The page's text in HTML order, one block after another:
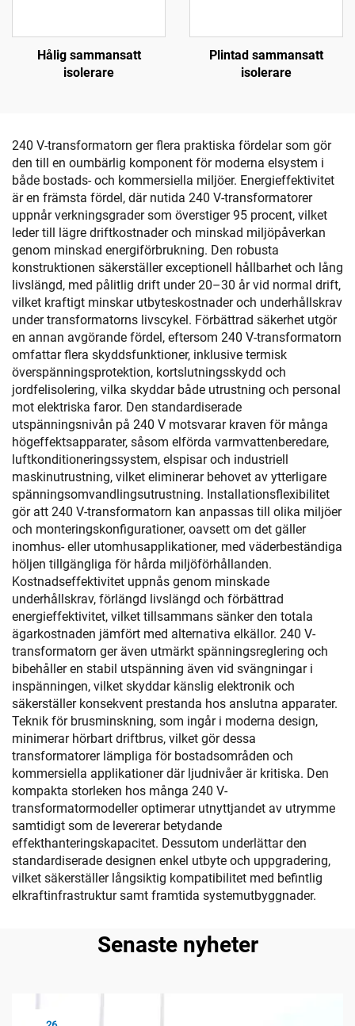
Hålig sammansatt
isolerare
Plintad sammansatt
isolerare
240 V-transformatorn ger flera praktiska fördelar som gör
den till en oumbärlig komponent för moderna elsystem i
både bostads- och kommersiella miljöer. Energieffektivitet
är en främsta fördel, där nutida 240 V-transformatorer
uppnår verkningsgrader som överstiger 95 procent, vilket
leder till lägre driftkostnader och minskad miljöpåverkan
genom minskad energiförbrukning. Den robusta
konstruktionen säkerställer exceptionell hållbarhet och lång
livslängd, med pålitlig drift under 20–30 år vid normal drift,
vilket kraftigt minskar utbyteskostnader och underhållskrav
under transformatorns livscykel. Förbättrad säkerhet utgör
en annan avgörande fördel, eftersom 240 V-transformatorn
omfattar flera skyddsfunktioner, inklusive termisk
överspänningsprotektion, kortslutningsskydd och
jordfelisolering, vilka skyddar både utrustning och personal
mot elektriska faror. Den standardiserade
utspänningsnivån på 240 V motsvarar kraven för många
högeffektsapparater, såsom elförda varmvattenberedare,
luftkonditioneringssystem, elspisar och industriell
maskinutrustning, vilket eliminerar behovet av ytterligare
spänningsomvandlingsutrustning. Installationsflexibilitet
gör att 240 V-transformatorn kan anpassas till olika miljöer
och monteringskonfigurationer, oavsett om det gäller
inomhus- eller utomhusapplikationer, med väderbeständiga
höljen tillgängliga för hårda miljöförhållanden.
Kostnadseffektivitet uppnås genom minskade
underhållskrav, förlängd livslängd och förbättrad
energieffektivitet, vilket tillsammans sänker den totala
ägarkostnaden jämfört med alternativa elkällor. 240 V-
transformatorn ger även utmärkt spänningsreglering och
bibehåller en stabil utspänning även vid svängningar i
inspänningen, vilket skyddar känslig elektronik och
säkerställer konsekvent prestanda hos anslutna apparater.
Teknik för brusminskning, som ingår i moderna design,
minimerar hörbart driftbrus, vilket gör dessa
transformatorer lämpliga för bostadsområden och
kommersiella applikationer där ljudnivåer är kritiska. Den
kompakta storleken hos många 240 V-
transformatormodeller optimerar utnyttjandet av utrymme
samtidigt som de levererar betydande
effekthanteringskapacitet. Dessutom underlättar den
standardiserade designen enkel utbyte och uppgradering,
vilket säkerställer långsiktig kompatibilitet med befintlig
elkraftinfrastruktur samt framtida systemutbyggnader.
Senaste nyheter